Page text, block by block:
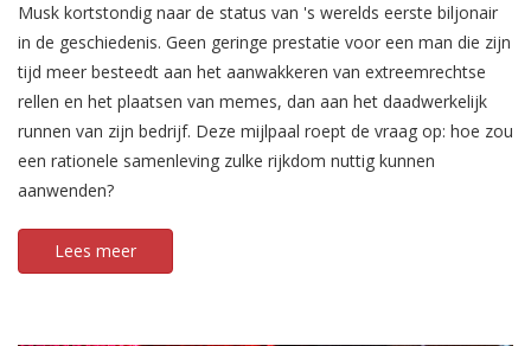
Musk kortstondig naar de status van 's werelds eerste biljonair
in de geschiedenis. Geen geringe prestatie voor een man die zijn
tijd meer besteedt aan het aanwakkeren van extreemrechtse
rellen en het plaatsen van memes, dan aan het daadwerkelijk
runnen van zijn bedrijf. Deze mijlpaal roept de vraag op: hoe zou
een rationele samenleving zulke rijkdom nuttig kunnen
aanwenden?
Lees meer